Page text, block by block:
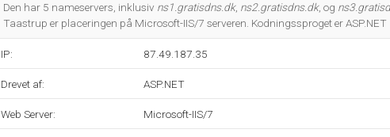
Den har 5 nameservers, inklusiv ns1.gratisdns.dk, ns2.gratisdns.dk, og
Taastrup er placeringen på Microsoft-IIS/7 serveren. Kodningssproget er ASP.NET
IP: 87.49.187.35
Drevet af: ASP.NET
Web Server: Microsoft-IIS/7